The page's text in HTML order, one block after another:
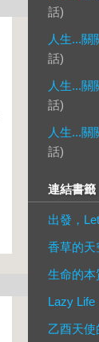
話)
人生...關
話)
人生...關
話)
人生...關
話)
連結書籤
出發，
香草的天
生命的本
Lazy Life
乙酉天使